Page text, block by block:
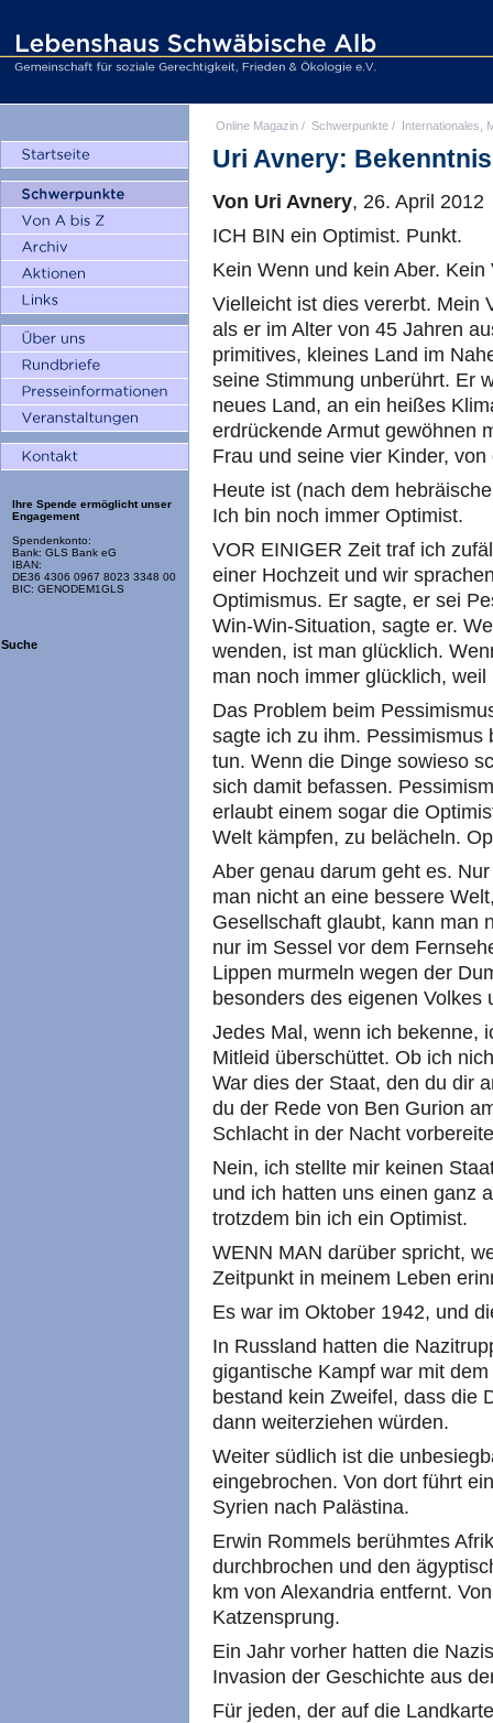
Ihre Spende ermöglicht unser
Engagement
Spendenkonto:
Bank: GLS Bank eG
IBAN:
DE36 4306 0967 8023 3348 00
BIC: GENODEM1GLS
Suche
Online Magazin / Schwerpunkte / Internationales,
Uri Avnery:
Von Uri Avnery, 26. April 2012
ICH BIN ein Optimist. Punkt.
Kein Wenn und kein Aber. Kein
Vielleicht ist dies vererbt. Mein
als er im Alter von 45 Jahren
primitives, kleines Land im
seine Stimmung unberührt. Er
neues Land, an ein heißes
erdrückende Armut gewöhnen
Frau und seine vier Kinder,
Heute ist (nach dem
Ich bin noch immer Optimist.
VOR EINIGER Zeit traf ich
einer Hochzeit und wir
Optimismus. Er sagte, er sei
Win-Win-Situation, sagte er.
wenden, ist man glücklich.
man noch immer glücklich,
Das Problem beim
sagte ich zu ihm.
tun. Wenn die Dinge sowieso
sich damit befassen.
erlaubt einem sogar die
Welt kämpfen, zu belächeln.
Aber genau darum geht es.
man nicht an eine bessere
Gesellschaft glaubt, kann man
nur im Sessel vor dem
Lippen murmeln wegen der
besonders des eigenen Volkes
Jedes Mal, wenn ich bekenne,
Mitleid überschüttet. Ob ich
War dies der Staat, den du dir
du der Rede von Ben Gurion
Schlacht in der Nacht
Nein, ich stellte mir keinen
und ich hatten uns einen ganz
trotzdem bin ich ein Optimist.
WENN MAN darüber spricht,
Zeitpunkt in meinem Leben
Es war im Oktober 1942, und
In Russland hatten die
gigantische Kampf war mit
bestand kein Zweifel, dass die
dann weiterziehen würden.
Weiter südlich ist die
eingebrochen. Von dort führt
Syrien nach Palästina.
Erwin Rommels berühmtes
durchbrochen und den
km von Alexandria entfernt.
Katzensprung.
Ein Jahr vorher hatten die
Invasion der Geschichte aus
Für jeden, der auf die